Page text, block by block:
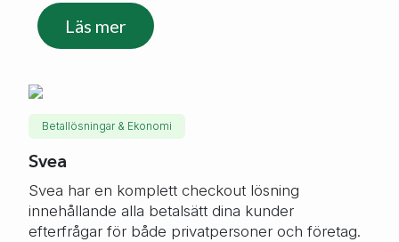
Läs mer
Betallösningar & Ekonomi
Svea
Svea har en komplett checkout lösning
innehållande alla betalsätt dina kunder
efterfrågar för både privatpersoner och företag.